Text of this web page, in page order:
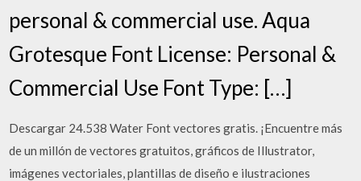
personal & commercial use. Aqua
Grotesque Font License: Personal &
Commercial Use Font Type: […]
Descargar 24.538 Water Font vectores gratis. ¡Encuentre más
de un millón de vectores gratuitos, gráficos de Illustrator,
imágenes vectoriales, plantillas de diseño e ilustraciones